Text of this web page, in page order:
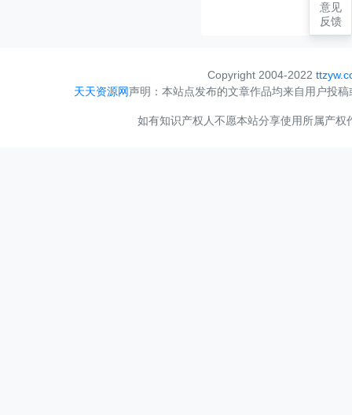
Copyright 2004-2022
天天资源网声明：本站点发布的文章作品均来自用户投
如有知识产权人不愿本站分享使用所属产
意见
反馈